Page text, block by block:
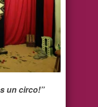
un circo!”